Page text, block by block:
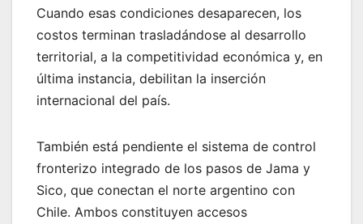
Cuando esas condiciones desaparecen, los
costos terminan trasladándose al desarrollo
territorial, a la competitividad económica y, en
última instancia, debilitan la inserción
internacional del país.
También está pendiente el sistema de control
fronterizo integrado de los pasos de Jama y
Sico, que conectan el norte argentino con
Chile. Ambos constituyen accesos